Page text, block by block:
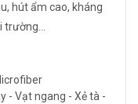
hút ẩm cao, kháng
trường...
- Vạt ngang - Xẻ tà -